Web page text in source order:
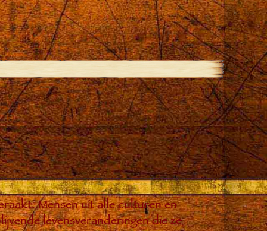
Mensen uit alle culturen en
levensveranderingen die ze